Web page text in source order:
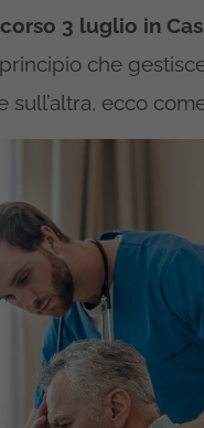
3 luglio in
che
ecco